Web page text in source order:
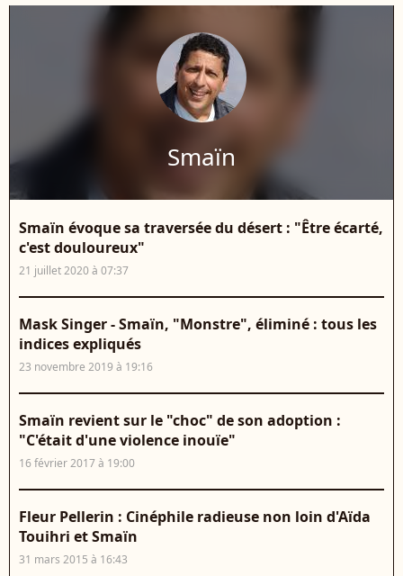
Smaïn
Smaïn évoque sa traversée du désert : "Être écarté,
c'est douloureux"
21 juillet 2020 à 07:37
Mask Singer - Smaïn, "Monstre", éliminé : tous les
indices expliqués
23 novembre 2019 à 19:16
Smaïn revient sur le "choc" de son adoption :
"C'était d'une violence inouïe"
16 février 2017 à 19:00
Fleur Pellerin : Cinéphile radieuse non loin d'Aïda
Touihri et Smaïn
31 mars 2015 à 16:43